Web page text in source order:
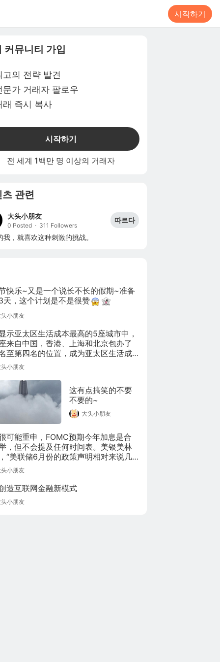
시작하기
커뮤니티 가입
고의 전략 발견
문가 거래자 팔로우
래 즉시 복사
시작하기
전 세계 1백만 명 이상의 거래자
관련
大头小朋友
0 Posted · 311 Followers
따르다
我，就喜欢这种刺激的挑战。
快乐~又是一个说长不长的假期~准备
天，这个计划是不是很赞
小朋友
示亚太区生活成本最高的5座城市中，
来自中国，香港、上海和北京包办了
至第四名的位置，成为亚太区生活成
的城市之一，东京排名第一。全球生
最高的城市，竟然是刚果民主共和国
萨。
小朋友
这有点搞笑的不要
不要的~
大头小朋友
可能重申，FOMC预期今年加息是合
，但不会提及任何时间表。美银美林
“美联储6月份的政策声明相对来说几
，因为这是一个‘观望’性质的会议，料
之后的会议发出任何明确的信号。”
小朋友
造互联网金融新模式
小朋友